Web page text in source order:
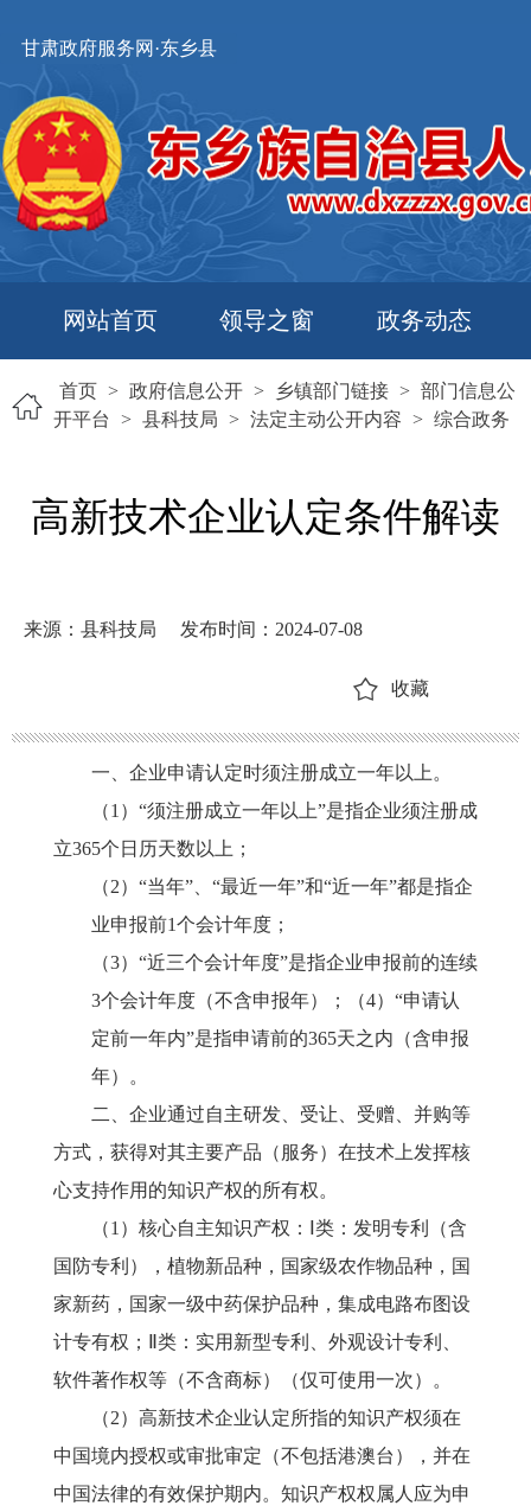
甘肃政府服务网·东乡县
网站首页 领导之窗 政务动态
首页 > 政府信息公开 > 乡镇部门链接 > 部门信息公
开平台
> 县科技局 > 法定主动公开内容 > 综合政务
高新技术企业认定条件解读
来源：县科技局 发布时间：2024-07-08
收藏
一、企业申请认定时须注册成立一年以上。
（1）“须注册成立一年以上”是指企业须注册成
立365个日历天数以上；
（2）“当年”、“最近一年”和“近一年”都是指企
业申报前1个会计年度；
（3）“近三个会计年度”是指企业申报前的连续
3个会计年度（不含申报年）；（4）“申请认
定前一年内”是指申请前的365天之内（含申报
年）。
二、企业通过自主研发、受让、受赠、并购等
方式，获得对其主要产品（服务）在技术上发挥核
心支持作用的知识产权的所有权。
（1）核心自主知识产权：Ⅰ类：发明专利（含
国防专利），植物新品种，国家级农作物品种，国
家新药，国家一级中药保护品种，集成电路布图设
计专有权；Ⅱ类：实用新型专利、外观设计专利、
软件著作权等（不含商标）（仅可使用一次）。
（2）高新技术企业认定所指的知识产权须在
中国境内授权或审批审定（不包括港澳台），并在
中国法律的有效保护期内。知识产权权属人应为申